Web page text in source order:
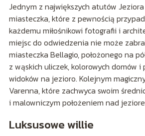
Jednym z największych atutów
miasteczka, które z pewnością
każdemu miłośnikowi fotografii i
miejsc do odwiedzenia nie może
miasteczka Bellagio, położonego na
z wąskich uliczek, kolorowych domów i
widoków na jezioro. Kolejnym
Varenna, które zachwyca swoim
i malowniczym położeniem nad
Luksusowe willie